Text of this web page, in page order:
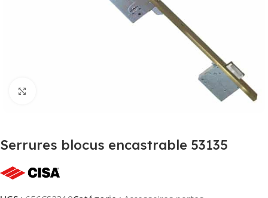
Serrures blocus encastrable 53135